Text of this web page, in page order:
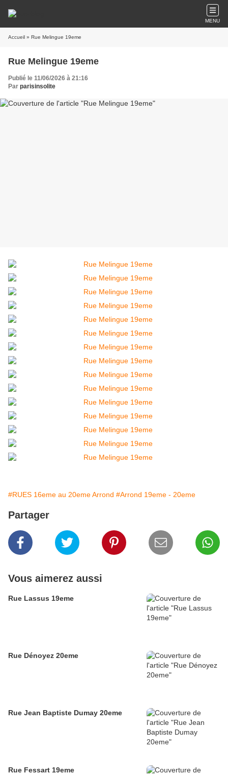
MENU
Accueil » Rue Melingue 19eme
Rue Melingue 19eme
Publié le 11/06/2026 à 21:16
Par parisinsolite
#RUES 16eme au 20eme Arrond #Arrond 19eme - 20eme
Partager
Vous aimerez aussi
Rue Lassus 19eme
Rue Dénoyez 20eme
Rue Jean Baptiste Dumay 20eme
Rue Fessart 19eme